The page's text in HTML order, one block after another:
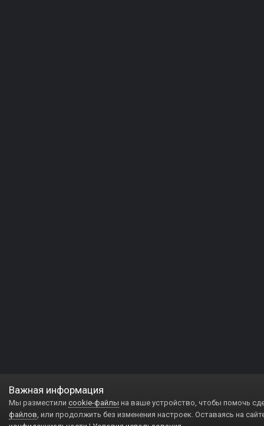
Важная информация
Мы разместили cookie-файлы на ваше устройство, чтобы помочь
файлов, или продолжить без изменения настроек. Оставаясь на